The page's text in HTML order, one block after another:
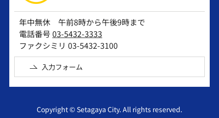
年中無休 午前8時から午後9時まで
電話番号03-5432-3333
ファクシミリ 03-5432-3100
入力フォーム
Copyright © Setagaya City. All rights reserved.